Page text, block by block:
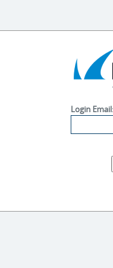
Login Email: